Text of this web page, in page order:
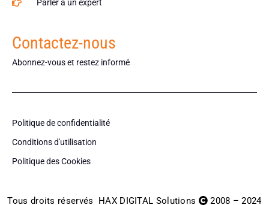
Parler à un expert
Contactez-nous
Abonnez-vous et restez informé
Politique de confidentialité
Conditions d'utilisation
Politique des Cookies
Tous droits réservés HAX DIGITAL Solutions 2008 – 2024